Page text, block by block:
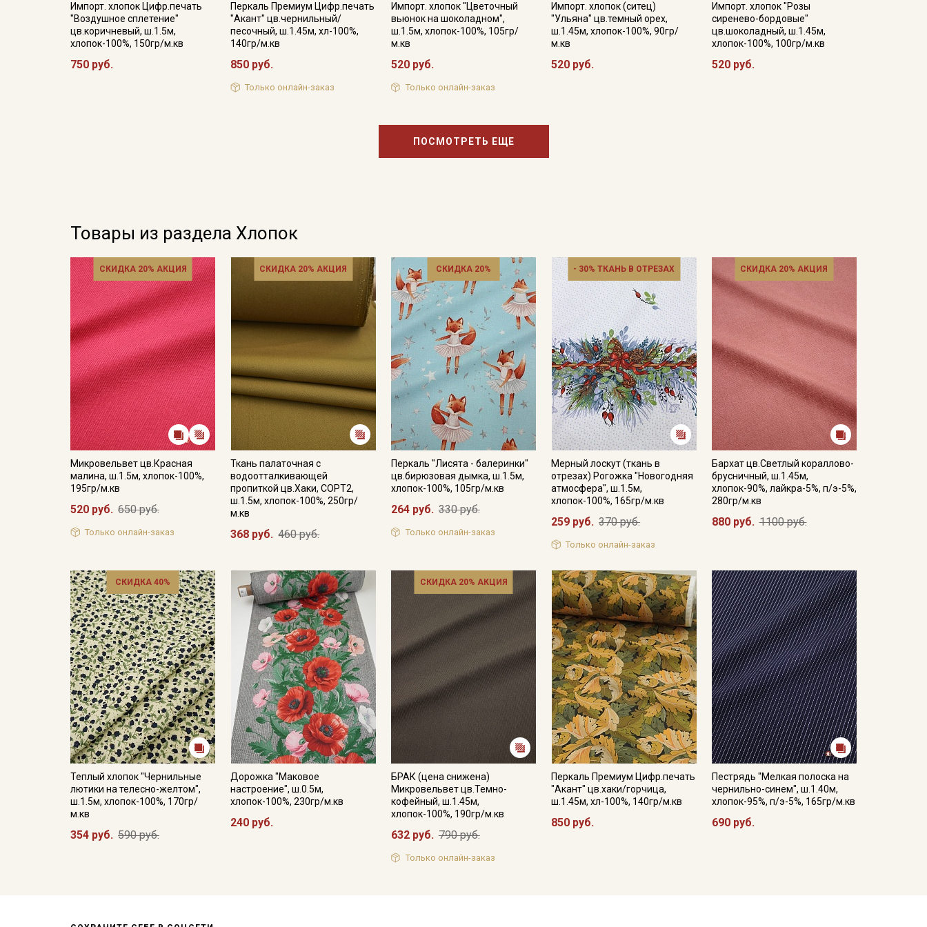
Импорт. хлопок Цифр.печать
"Воздушное сплетение"
цв.коричневый, ш.1.5м,
хлопок-100%, 150гр/м.кв
750 руб.
Перкаль Премиум Цифр.печать
"Акант" цв.чернильный/
песочный, ш.1.45м, хл-100%,
140гр/м.кв
850 руб.
Только онлайн-заказ
Импорт. хлопок "Цветочный
вьюнок на шоколадном",
ш.1.5м, хлопок-100%, 105гр/
м.кв
520 руб.
Только онлайн-заказ
Импорт. хлопок (ситец)
"Ульяна" цв.темный орех,
ш.1.45м, хлопок-100%, 90гр/
м.кв
520 руб.
Импорт. хлопок "Розы
сиренево-бордовые"
цв.шоколадный, ш.1.45м,
хлопок-100%, 100гр/м.кв
520 руб.
ПОСМОТРЕТЬ ЕЩЕ
Товары из раздела Хлопок
СКИДКА 20% АКЦИЯ
Микровельвет цв.Красная
малина, ш.1.5м, хлопок-100%,
195гр/м.кв
520 руб. 650 руб.
Только онлайн-заказ
СКИДКА 20% АКЦИЯ
Ткань палаточная с
водоотталкивающей
пропиткой цв.Хаки, СОРТ2,
ш.1.5м, хлопок-100%, 250гр/
м.кв
368 руб. 460 руб.
СКИДКА 20%
Перкаль "Лисята - балеринки"
цв.бирюзовая дымка, ш.1.5м,
хлопок-100%, 105гр/м.кв
264 руб. 330 руб.
Только онлайн-заказ
- 30% ТКАНЬ В ОТРЕЗАХ
Мерный лоскут (ткань в
отрезах) Рогожка "Новогодняя
атмосфера", ш.1.5м,
хлопок-100%, 165гр/м.кв
259 руб. 370 руб.
Только онлайн-заказ
СКИДКА 20% АКЦИЯ
Бархат цв.Светлый кораллово-
брусничный, ш.1.45м,
хлопок-90%, лайкра-5%, п/э-5%,
280гр/м.кв
880 руб. 1100 руб.
СКИДКА 40%
Теплый хлопок "Чернильные
лютики на телесно-желтом",
ш.1.5м, хлопок-100%, 170гр/
м.кв
354 руб. 590 руб.
Дорожка "Маковое
настроение", ш.0.5м,
хлопок-100%, 230гр/м.кв
240 руб.
СКИДКА 20% АКЦИЯ
БРАК (цена снижена)
Микровельвет цв.Темно-
кофейный, ш.1.45м,
хлопок-100%, 190гр/м.кв
632 руб. 790 руб.
Только онлайн-заказ
Перкаль Премиум Цифр.печать
"Акант" цв.хаки/горчица,
ш.1.45м, хл-100%, 140гр/м.кв
850 руб.
Пестрядь "Мелкая полоска на
чернильно-синем", ш.1.40м,
хлопок-95%, п/э-5%, 165гр/м.кв
690 руб.
информационных рассылок